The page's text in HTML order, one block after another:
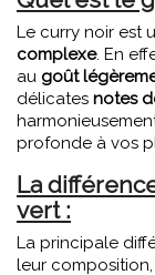
Le curry noir est
complexe. En
au goût
délicates notes
profonde à vos
La
vert :
La principale
leur